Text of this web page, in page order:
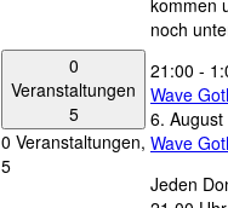
0
Veranstaltungen
5
0 Veranstaltungen,
5
kommen
noch
21:00 -
Wave
6.
Wave
Jeden